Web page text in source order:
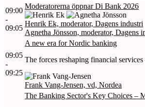
09:00
-
09:05
Moderatorerna öppnar Di Bank 2026
Henrik Ek, moderator, Dagens industri
Agnetha Jönsson, moderator, Dagens
09:05
-
09:25
A new era for Nordic banking
The forces reshaping financial
Frank Vang-Jensen, vd, Nordea
The Banking Sector's Key Choices –